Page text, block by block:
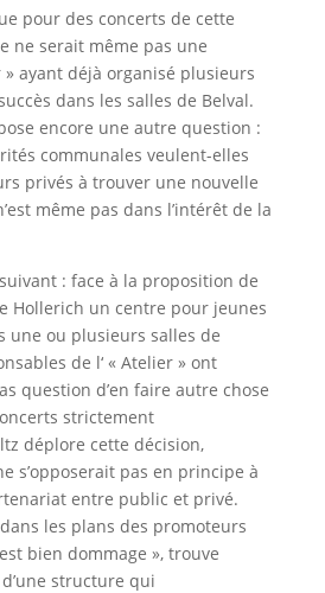
pour des concerts de cette
ne serait même pas une
» ayant déjà organisé plusieurs
dans les salles de Belval.
encore une autre question :
communales veulent-elles
privés à trouver une nouvelle
même pas dans l’intérêt de la
: face à la proposition de
Hollerich un centre pour jeunes
une ou plusieurs salles de
de l‘ « Atelier » ont
question d’en faire autre chose
strictement
déplore cette décision,
s’opposerait pas en principe à
entre public et privé.
dans les plans des promoteurs
bien dommage », trouve
structure qui